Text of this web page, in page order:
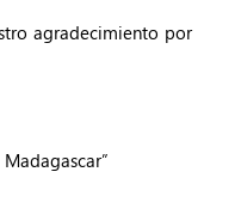
agradecimiento por